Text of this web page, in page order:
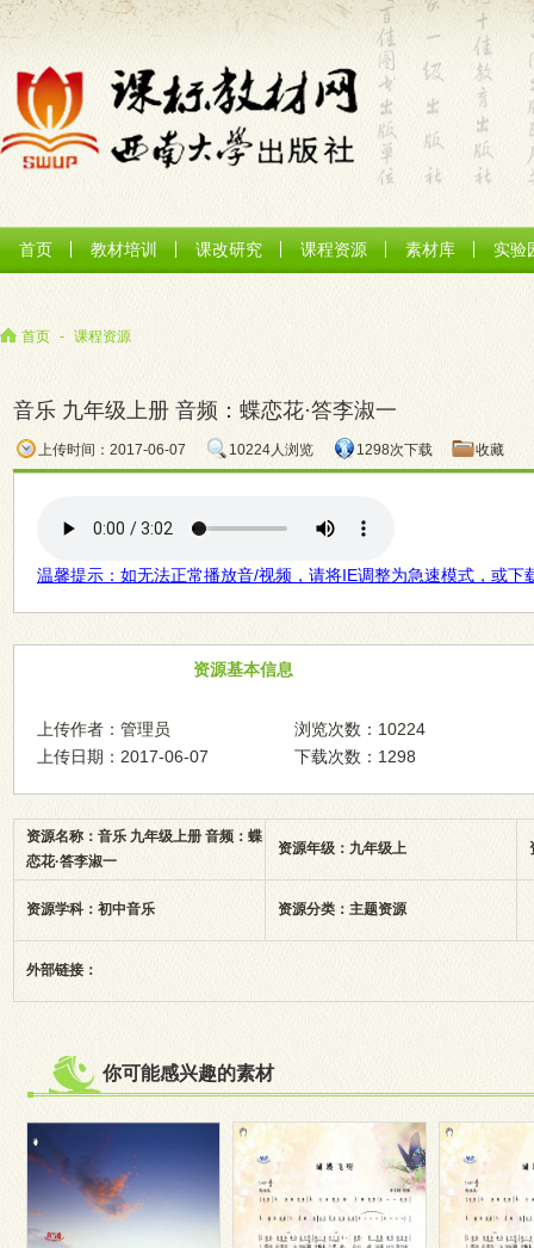
首页 教材培训 课改研究 课程资源 素材库 实验
首页 - 课程资源
音乐 九年级上册 音频：蝶恋花·答李淑一
上传时间：2017-06-07 10224人浏览 1298次下载 收藏
温馨提示：如无法正常播放音/视频，请将IE调整为急速模式，或下
资源基本信息
上传作者：管理员
上传日期：2017-06-07
浏览次数：10224
下载次数：1298
资源名称：音乐 九年级上册 音频：蝶
恋花·答李淑一
资源年级：九年级上
资源学科：初中音乐 资源分类：主题资源
外部链接：
你可能感兴趣的素材